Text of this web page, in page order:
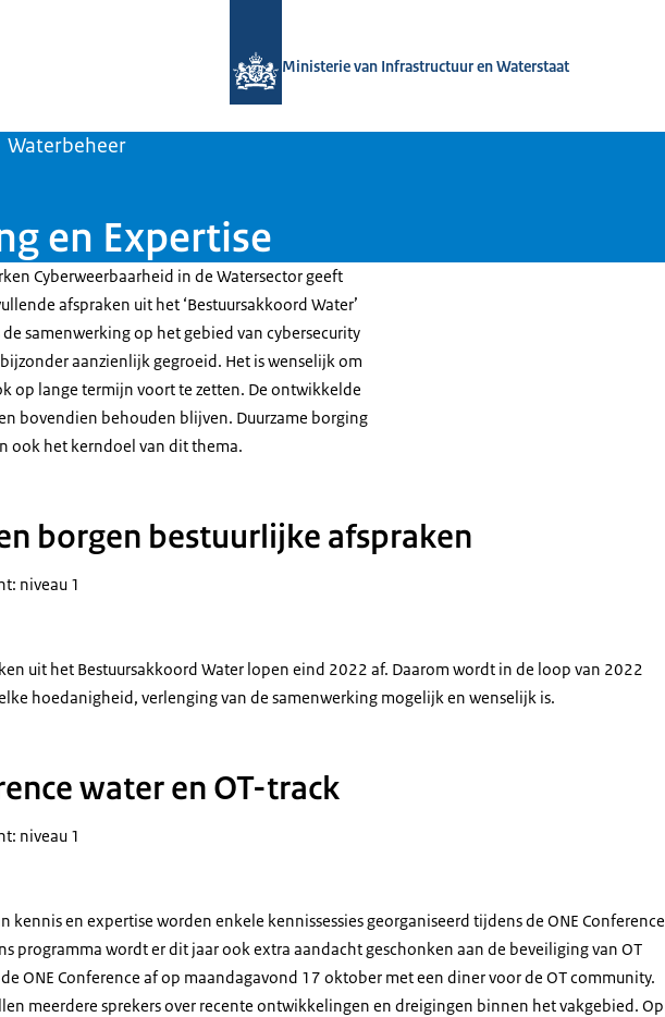
Ministerie van Infrastructuur en Waterstaat
Waterbeheer
en Expertise
Cyberweerbaarheid in de Watersector geeft
afspraken uit het ‘Bestuursakkoord Water’
samenwerking op het gebied van cybersecurity
aanzienlijk gegroeid. Het is wenselijk om
op lange termijn voort te zetten. De ontwikkelde
bovendien behouden blijven. Duurzame borging
ook het kerndoel van dit thema.
borgen bestuurlijke afspraken
niveau 1
uit het Bestuursakkoord Water lopen eind 2022 af. Daarom wordt in de loop van 2022
hoedanigheid, verlenging van de samenwerking mogelijk en wenselijk is.
water en OT-track
niveau 1
kennis en expertise worden enkele kennissessies georganiseerd tijdens de ONE Conference
programma wordt er dit jaar ook extra aandacht geschonken aan de beveiliging van OT
ONE Conference af op maandagavond 17 oktober met een diner voor de OT community.
meerdere sprekers over recente ontwikkelingen en dreigingen binnen het vakgebied. Op